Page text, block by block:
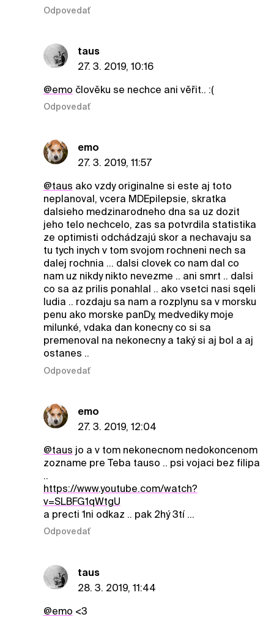
Odpovedať
taus
27. 3. 2019, 10:16
@emo člověku se nechce ani věřit.. :(
Odpovedať
emo
27. 3. 2019, 11:57
@taus ako vzdy originalne si este aj toto
neplanoval, vcera MDEpilepsie, skratka
dalsieho medzinarodneho dna sa uz dozit
jeho telo nechcelo, zas sa potvrdila statistika
ze optimisti odchádzajú skor a nechavaju sa
tu tych inych v tom svojom rochneni nech sa
dalej rochnia ... dalsi clovek co nam dal co
nam uz nikdy nikto nevezme .. ani smrt .. dalsi
co sa az prilis ponahlal .. ako vsetci nasi sqeli
ludia .. rozdaju sa nam a rozplynu sa v morsku
penu ako morske panDy, medvediky moje
milunké, vdaka dan konecny co si sa
premenoval na nekonecny a taký si aj bol a aj
ostanes ..
Odpovedať
emo
27. 3. 2019, 12:04
@taus jo a v tom nekonecnom nedokoncenom
zozname pre Teba tauso .. psi vojaci bez filipa
..
https://www.youtube.com/watch?
v=SLBFG1qWtgU
a precti 1ni odkaz .. pak 2hý 3tí ...
Odpovedať
taus
28. 3. 2019, 11:44
@emo <3